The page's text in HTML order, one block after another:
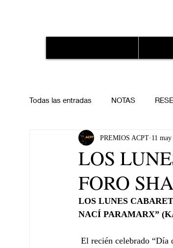
Todas las entradas NOTAS
LOS
FORO
PREMIOS ACPT 11 may
LOS LUNES
NACÍ PARAMARX”